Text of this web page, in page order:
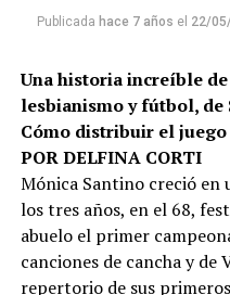
Publicada hace 7 años el 22/
Una historia increíble
lesbianismo y fútbol, de
Cómo distribuir el
POR DELFINA CORTI
Mónica Santino creció en
los tres años, en el 68,
abuelo el primer
canciones de cancha y de
repertorio de sus